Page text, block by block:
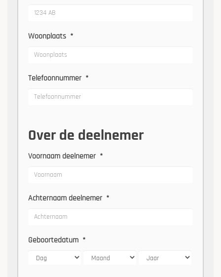
Woonplaats *
Telefoonnummer *
Over de deelnemer
Voornaam deelnemer *
Achternaam deelnemer *
Geboortedatum *